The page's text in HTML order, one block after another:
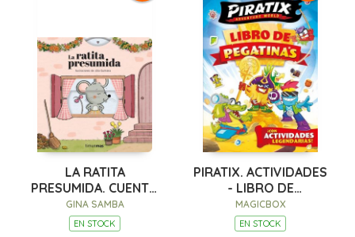
LA RATITA
PRESUMIDA. CUENTO
CON MECANISMOS
GINA SAMBA
EN STOCK
PIRATIX. ACTIVIDADES
- LIBRO DE
PEGATINAS
MAGICBOX
EN STOCK